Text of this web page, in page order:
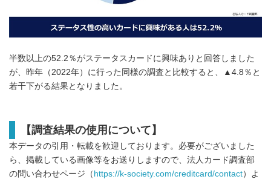
半数以上の52.2％がステータスカードに興味ありと回答しました
が、昨年（2022年）に行った同様の調査と比較すると、▲4.8％と
若干下がる結果となりました。
【調査結果の使用について】
本データの引用・転載を歓迎しております。必要がございました
ら、掲載している画像等をお送りしますので、法人カード調査部
の問い合わせページ（ https://k-society.com/creditcard/contact）よ